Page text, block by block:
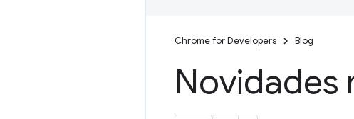
Chrome for Developers Blog
Novidades